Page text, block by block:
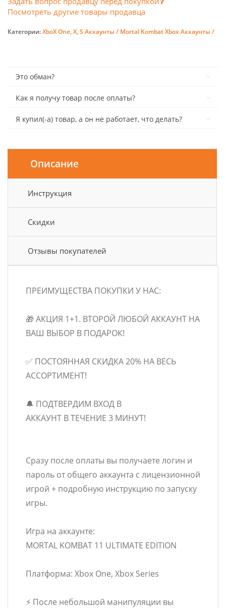
Посмотреть другие товары продавца
Категории:XboX One, X, S Аккаунты / Mortal Kombat Xbox Аккаунты /
Это обман?
Как я получу товар после оплаты?
Я купил(-а) товар, а он не работает, что делать?
Описание
Инструкция
Скидки
Отзывы покупателей
ПРЕИМУЩЕСТВА ПОКУПКИ У НАС:
🎁 АКЦИЯ 1+1. ВТОРОЙ ЛЮБОЙ АККАУНТ НА
ВАШ ВЫБОР В ПОДАРОК!
✅ ПОСТОЯННАЯ СКИДКА 20% НА ВЕСЬ
АССОРТИМЕНТ!
🔔 ПОДТВЕРДИМ ВХОД В
АККАУНТ В ТЕЧЕНИЕ 3 МИНУТ!
Сразу после оплаты вы получаете логин и
пароль от общего аккаунта с лицензионной
игрой + подробную инструкцию по запуску
игры.
Игра на аккаунте:
MORTAL KOMBAT 11 ULTIMATE EDITION
Платформа: Xbox One, Xbox Series
⚡️ После небольшой манипуляции вы